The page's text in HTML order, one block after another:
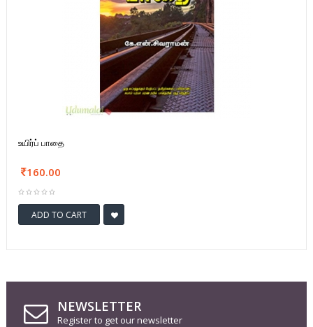
உயிர்ப் பாதை
160.00
ADD TO CART
NEWSLETTER
Register to get our newsletter